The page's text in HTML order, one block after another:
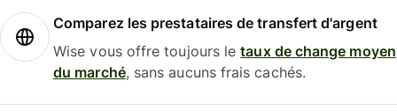
Comparez les prestataires de transfert d'argent
Wise vous offre toujours letaux de change moyen
du marché, sans aucuns frais cachés.